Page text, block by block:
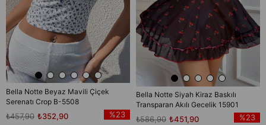
Bella Notte Beyaz Mavili Çiçek
Serenatı Crop B-5508
₺352,90
₺457,90 %23
Bella Notte Siyah Kiraz Baskılı
Transparan Akılı Gecelik 15901
₺451,90
₺586,90 %23